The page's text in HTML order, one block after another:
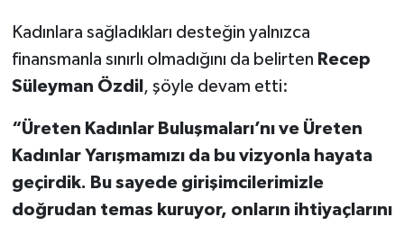
Kadınlara sağladıkları desteğin yalnızca
finansmanla sınırlı olmadığını da belirten Recep
Süleyman Özdil , şöyle devam etti:
“Üreten Kadınlar Buluşmaları’nı ve Üreten
Kadınlar Yarışmamızı da bu vizyonla hayata
geçirdik. Bu sayede girişimcilerimizle
doğrudan temas kuruyor, onların ihtiyaçlarını